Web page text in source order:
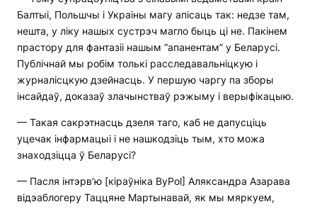
Балтыі, Польшчы і Украіны магу апісаць так: недзе там,
нешта, у ліку нашых сустрэч магло быць ці не. Пакінем
прастору для фантазіі нашым “апанентам” у Беларусі.
Публічнай мы робім толькі расследавальніцкую і
журналісцкую дзейнасць. У першую чаргу па зборы
інсайдаў, доказаў злачынстваў рэжыму і верыфікацыю.
— Такая сакрэтнасць дзеля таго, каб не дапусціць
уцечак інфармацыі і не нашкодзіць тым, хто можа
знаходзіцца ў Беларусі?
— Пасля інтэрв’ю [кіраўніка ByPol] Аляксандра Азарава
відэаблогеру Таццяне Мартынавай, як мы мяркуем,